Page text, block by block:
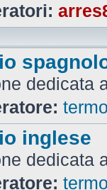
dedicata
inglese
dedicata